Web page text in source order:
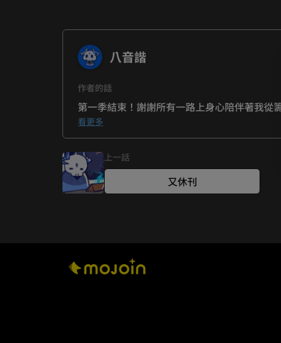
八音諧
作者的話
第一季結束！謝謝所有一路上身心陪伴著我從
以及願意看到這邊的你 : )
下一次的三重見 //
(後記部分會晚幾天公布在自己的社群上，歡迎
噗浪：shinki1129
IG：8notee
看更多
上一話
又休刊